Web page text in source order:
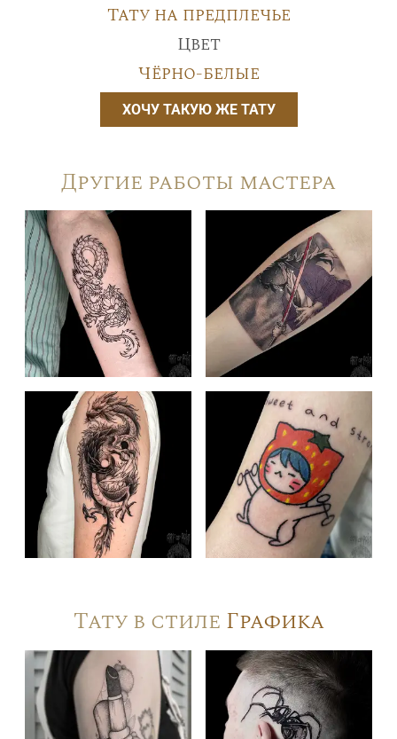
Тату на предплечье
Цвет
Чёрно-белые
ХОЧУ ТАКУЮ ЖЕ ТАТУ
Другие работы мастера
Тату в стиле Графика